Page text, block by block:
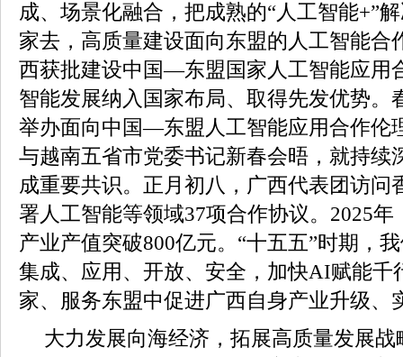
成、场景化融合，把成熟的“人工智能+”
家去，高质量建设面向东盟的人工智能合
西获批建设中国—东盟国家人工智能应用
智能发展纳入国家布局、取得先发优势。
举办面向中国—东盟人工智能应用合作伦
与越南五省市党委书记新春会晤，就持续
成重要共识。正月初八，广西代表团访问
署人工智能等领域37项合作协议。2025
产业产值突破800亿元。“十五五”时期，
集成、应用、开放、安全，加快AI赋能千
家、服务东盟中促进广西自身产业升级、
大力发展向海经济，拓展高质量发展